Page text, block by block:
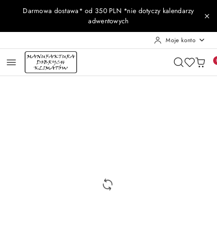
Przejdź do treści głównej
Przejdź do wyszukiwarki
Przejdź do moje konto
Przejdź do menu głównego
Przejdź do opisu produktu
Przejdź do stopki
Darmowa dostawa* od 350 PLN *nie dotyczy kalendarzy
adwentowych
Moje konto